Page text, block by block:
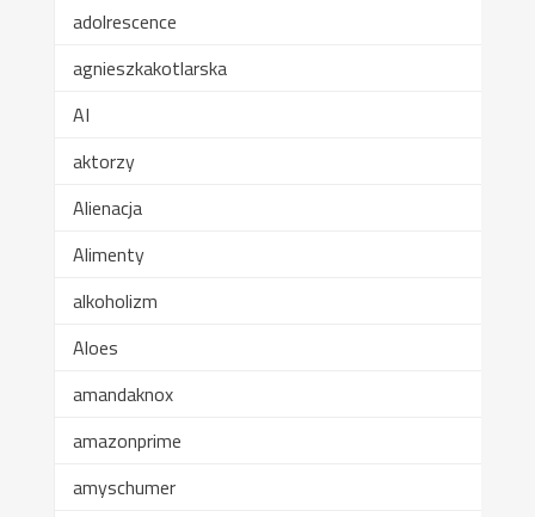
adolrescence
agnieszkakotlarska
AI
aktorzy
Alienacja
Alimenty
alkoholizm
Aloes
amandaknox
amazonprime
amyschumer